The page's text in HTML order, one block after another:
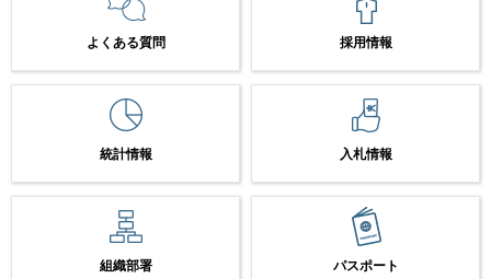
よくある質問 採用情報
統計情報 入札情報
組織部署 パスポート